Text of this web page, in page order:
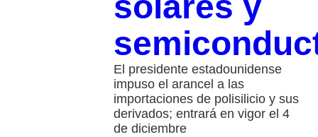
El presidente estadounidense
impuso el arancel a las
importaciones de polisilicio y sus
derivados; entrará en vigor el 4
de diciembre